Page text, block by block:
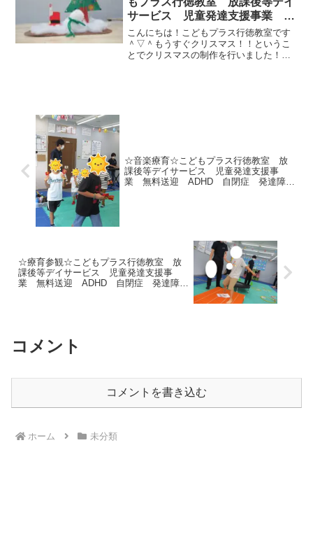
サービス 児童発達支援事業 無
料送迎 ADHD 自閉症 発達障
がい 運動療育 遊び 南行徳
市川市 浦安市
こんにちは！こどもプラス行徳教室です
＾▽＾もうすぐクリスマス！！というこ
とでクリスマスの制作を行いました！何
☆音楽療育☆こどもプラス行徳教室 放
課後等デイサービス 児童発達支援事
業 無料送迎 ADHD 自閉症 発達障が
☆療育参観☆こどもプラス行徳教室 放
課後等デイサービス 児童発達支援事
業 無料送迎 ADHD 自閉症 発達障が
コメント
コメントを書き込む
ホーム 未分類